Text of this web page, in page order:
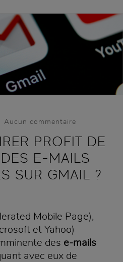
Aucun commentaire
PROFIT DE
DES E-MAILS
SUR GMAIL ?
Mobile Page),
et Yahoo)
des e-mails
avec eux de